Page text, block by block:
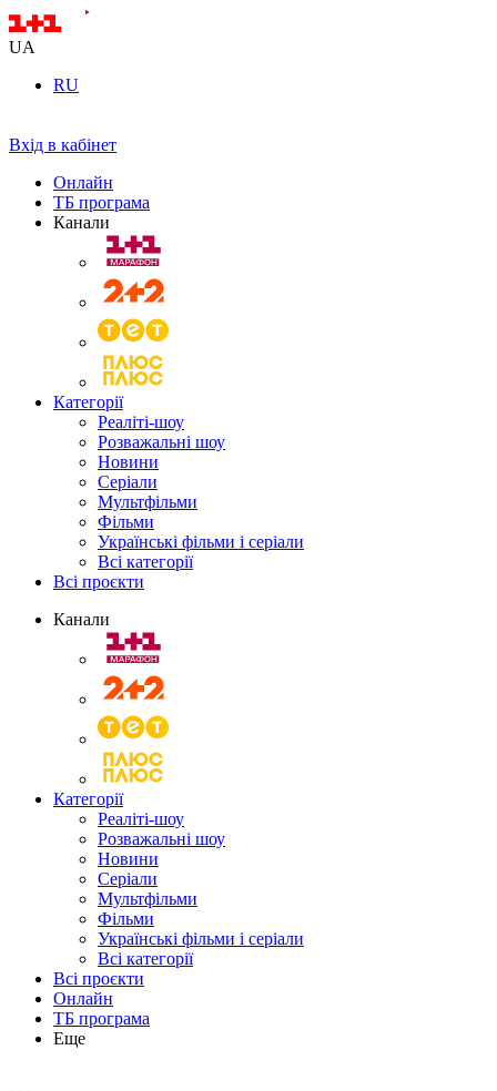
UA
RU
Вхід в кабінет
Онлайн
ТБ програма
Канали
Категорії
Реаліті-шоу
Розважальні шоу
Новини
Серіали
Мультфільми
Фільми
Українські фільми і серіали
Всі категорії
Всі проєкти
Канали
Категорії
Реаліті-шоу
Розважальні шоу
Новини
Серіали
Мультфільми
Фільми
Українські фільми і серіали
Всі категорії
Всі проєкти
Онлайн
ТБ програма
Еще